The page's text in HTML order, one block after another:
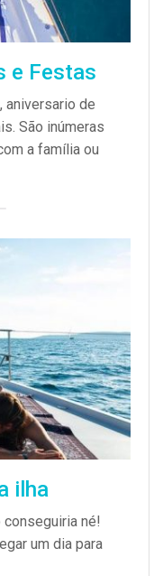
e Festas
aniversario de
São inúmeras
a família ou
ilha
conseguiria né!
um dia para